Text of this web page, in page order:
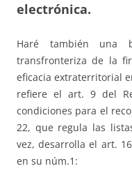
electrónica.
Haré también una
transfronteriza de la
eficacia extraterritorial
refiere el art. 9 del
condiciones para el
22, que regula las
vez, desarrolla el art.
en su núm.1: